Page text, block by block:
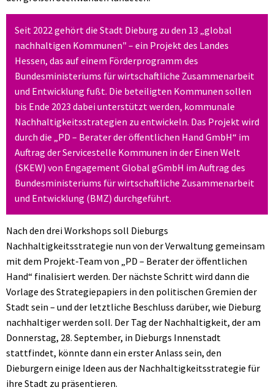
Seit 2022 gehört die Stadt Dieburg zu den 13 „global
nachhaltigen Kommunen" – ein Projekt des Landes
Hessen, das auf einem Förderprogramm des
Bundesministeriums für wirtschaftliche Zusammenarbeit
und Entwicklung fußt. Die beteiligten Kommunen sollen
bis Ende 2023 dabei unterstützt werden, kommunale
Nachhaltigkeitsstrategien zu entwickeln. Das Projekt wird
durch die „PD – Berater der öffentlichen Hand GmbH“ im
Auftrag der Servicestelle Kommunen in der Einen Welt
(SKEW) von Engagement Global gGmbH im Auftrag des
Bundesministeriums für wirtschaftliche Zusammenarbeit
und Entwicklung (BMZ) durchgeführt.
Nach den drei Workshops soll Dieburgs
Nachhaltigkeitsstrategie nun von der Verwaltung gemeinsam
mit dem Projekt-Team von „PD – Berater der öffentlichen
Hand“ finalisiert werden. Der nächste Schritt wird dann die
Vorlage des Strategiepapiers in den politischen Gremien der
Stadt sein – und der letztliche Beschluss darüber, wie Dieburg
nachhaltiger werden soll. Der Tag der Nachhaltigkeit, der am
Donnerstag, 28. September, in Dieburgs Innenstadt
stattfindet, könnte dann ein erster Anlass sein, den
Dieburgern einige Ideen aus der Nachhaltigkeitsstrategie für
ihre Stadt zu präsentieren.